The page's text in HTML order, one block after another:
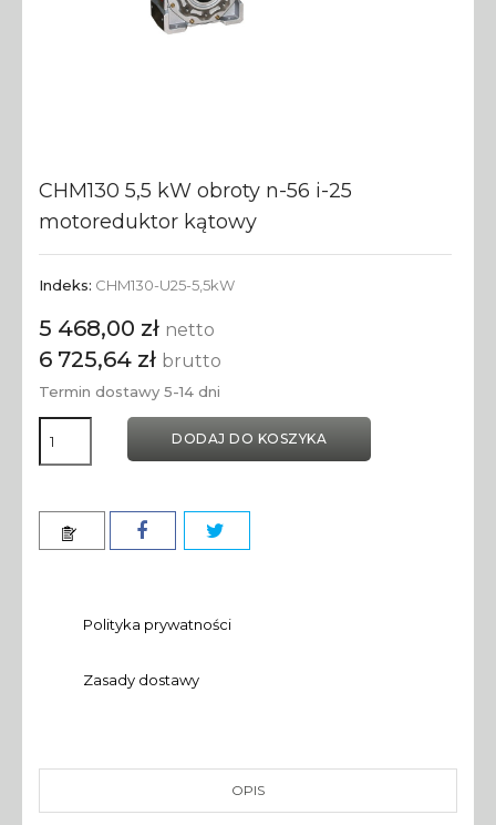
CHM130 5,5 kW obroty n-56 i-25
motoreduktor kątowy
Indeks: CHM130-U25-5,5kW
5 468,00 zł netto
6 725,64 zł brutto
Termin dostawy 5-14 dni
DODAJ DO KOSZYKA
Polityka prywatności
Zasady dostawy
OPIS